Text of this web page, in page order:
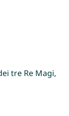
tre Re Magi,